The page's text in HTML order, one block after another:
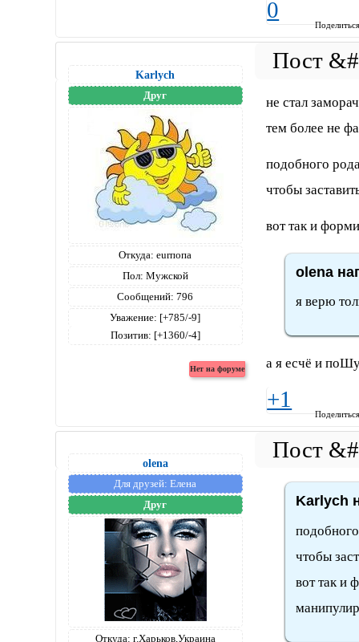
0
Karlych
Друг
Откуда: eurпопа
Пол: Мужской
Сообщений: 796
Уважение: [+785/-9]
Позитив: [+1360/-4]
не стал
тем более не
подобного
чтобы
вот так и
olena
я верю
а я есчё и
+1
olena
Для друзей: Елена
Друг
Откуда: г.Харьков,Украина
Karlych
чтобы
вот так и